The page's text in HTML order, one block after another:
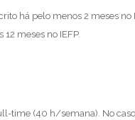
há pelo menos 2 meses no
meses no IEFP.
time (40 h/semana). No